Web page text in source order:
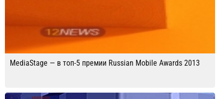
MediaStage — в топ-5 премии Russian Mobile Awards 2013